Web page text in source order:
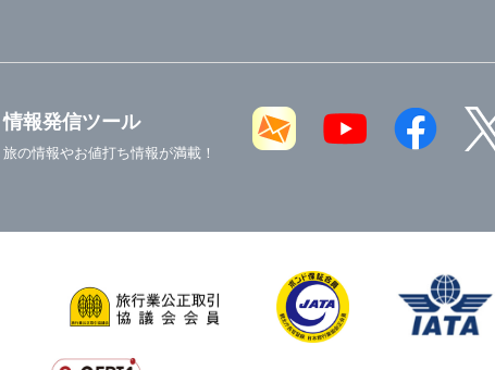
情報発信ツール
旅の情報やお値打ち情報が満載！